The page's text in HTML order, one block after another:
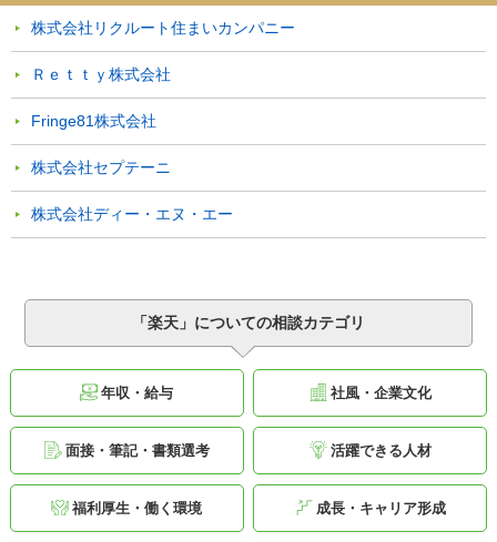
株式会社リクルート住まいカンパニー
Ｒｅｔｔｙ株式会社
Fringe81株式会社
株式会社セプテーニ
株式会社ディー・エヌ・エー
「楽天」についての相談カテゴリ
年収・給与 社風・企業文化
面接・筆記・書類選考 活躍できる人材
福利厚生・働く環境 成長・キャリア形成